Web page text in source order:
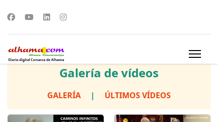
Galería de vídeos
GALERÍA | ÚLTIMOS VÍDEOS